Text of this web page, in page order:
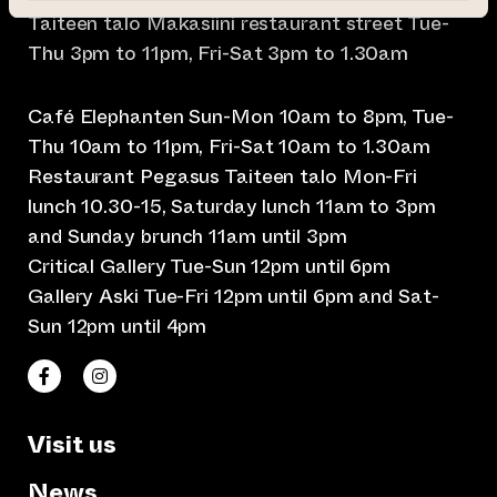
Taiteen talo Makasiini restaurant street Tue-
Thu 3pm to 11pm, Fri-Sat 3pm to 1.30am
Café Elephanten Sun-Mon 10am to 8pm, Tue-
Thu 10am to 11pm, Fri-Sat 10am to 1.30am
Restaurant Pegasus Taiteen talo Mon-Fri
lunch 10.30-15, Saturday lunch 11am to 3pm
and Sunday brunch 11am until 3pm
Critical Gallery Tue-Sun 12pm until 6pm
Gallery Aski Tue-Fri 12pm until 6pm and Sat-
Sun 12pm until 4pm
Taiteen talo Facebookissa
(opens an external website)
Taiteen talo Instagramissa
(opens an external website)
Visit us